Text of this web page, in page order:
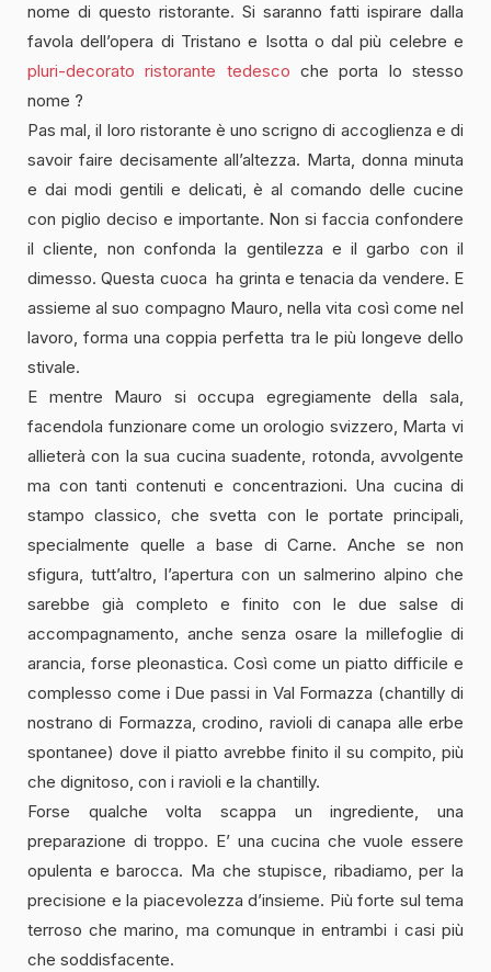
nome di questo ristorante. Si saranno fatti ispirare dalla
favola dell’opera di Tristano e Isotta o dal più celebre e
pluri-decorato ristorante tedesco che porta lo stesso
nome ?
Pas mal, il loro ristorante è uno scrigno di accoglienza e di
savoir faire decisamente all’altezza. Marta, donna minuta
e dai modi gentili e delicati, è al comando delle cucine
con piglio deciso e importante. Non si faccia confondere
il cliente, non confonda la gentilezza e il garbo con il
dimesso. Questa cuoca ha grinta e tenacia da vendere. E
assieme al suo compagno Mauro, nella vita così come nel
lavoro, forma una coppia perfetta tra le più longeve dello
stivale.
E mentre Mauro si occupa egregiamente della sala,
facendola funzionare come un orologio svizzero, Marta vi
allieterà con la sua cucina suadente, rotonda, avvolgente
ma con tanti contenuti e concentrazioni. Una cucina di
stampo classico, che svetta con le portate principali,
specialmente quelle a base di Carne. Anche se non
sfigura, tutt’altro, l’apertura con un salmerino alpino che
sarebbe già completo e finito con le due salse di
accompagnamento, anche senza osare la millefoglie di
arancia, forse pleonastica. Così come un piatto difficile e
complesso come i Due passi in Val Formazza (chantilly di
nostrano di Formazza, crodino, ravioli di canapa alle erbe
spontanee) dove il piatto avrebbe finito il su compito, più
che dignitoso, con i ravioli e la chantilly.
Forse qualche volta scappa un ingrediente, una
preparazione di troppo. E’ una cucina che vuole essere
opulenta e barocca. Ma che stupisce, ribadiamo, per la
precisione e la piacevolezza d’insieme. Più forte sul tema
terroso che marino, ma comunque in entrambi i casi più
che soddisfacente.